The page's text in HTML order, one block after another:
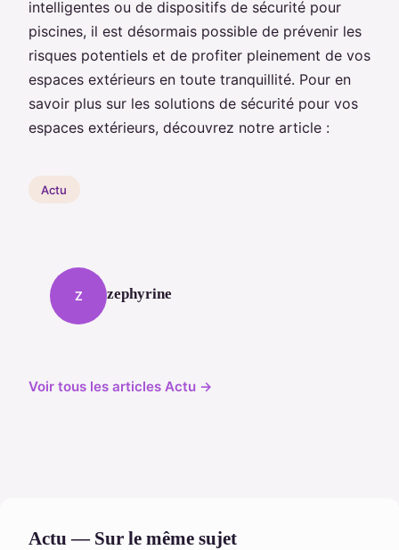
intelligentes ou de dispositifs de sécurité pour
piscines, il est désormais possible de prévenir les
risques potentiels et de profiter pleinement de vos
espaces extérieurs en toute tranquillité. Pour en
savoir plus sur les solutions de sécurité pour vos
espaces extérieurs, découvrez notre article :
Actu
Z zephyrine
Voir tous les articles Actu →
Actu — Sur le même sujet